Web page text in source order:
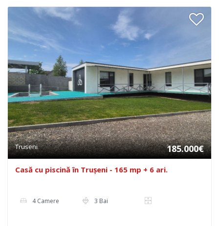
Truseni 185.000€
Casă cu piscină în Trușeni - 165 mp + 6 ari.
4 Camere 3 Bai